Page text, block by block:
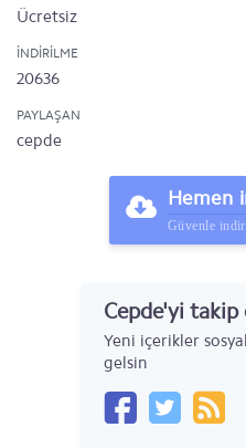
Ücretsiz
İNDIRILME
20636
PAYLAŞAN
cepde
Hemen
Güvenle
Cepde'yi takip
Yeni içerikler sosyal
gelsin